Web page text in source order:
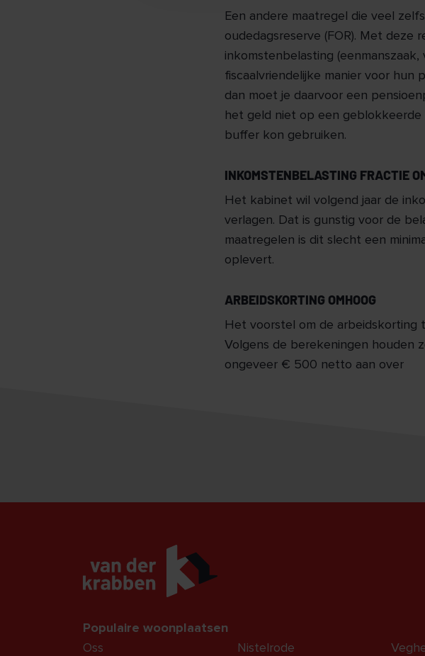
Een andere maatregel die veel
oudedagsreserve (FOR). Met deze
inkomstenbelasting
fiscaalvriendelijke manier voor hun
dan moet je daarvoor een
het geld niet op een
buffer kon gebruiken.
INKOMSTENBELASTING FRACTIE
Het kabinet wil volgend jaar de
verlagen. Dat is gunstig voor de
maatregelen is dit slecht een
oplevert.
ARBEIDSKORTING OMHOOG
Het voorstel om de arbeidskorting
Volgens de berekeningen houden
ongeveer € 500 netto aan over
Populaire woonplaatsen
Oss
Nistelrode